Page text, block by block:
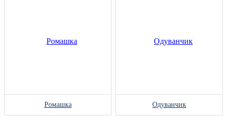
Ромашка Одуванчик